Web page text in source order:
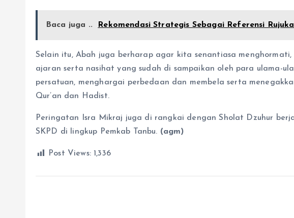
Baca juga .. Rekomendasi Strategis Sebagai Referensi
Selain itu, Abah juga berharap agar kita senantiasa
ajaran serta nasihat yang sudah di sampaikan oleh para ulama-
persatuan, menghargai perbedaan dan membela serta
Qur’an dan Hadist.
Peringatan Isra Mikraj juga di rangkai dengan Sholat Dzuhur
SKPD di lingkup Pemkab Tanbu. (agm)
Post Views: 1,336